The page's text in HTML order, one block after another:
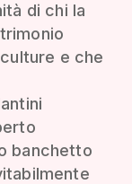
di chi la
e che
banchetto